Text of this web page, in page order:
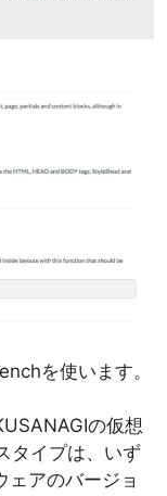
を使います。
の仮想
タイプは、いず
アのバージョ